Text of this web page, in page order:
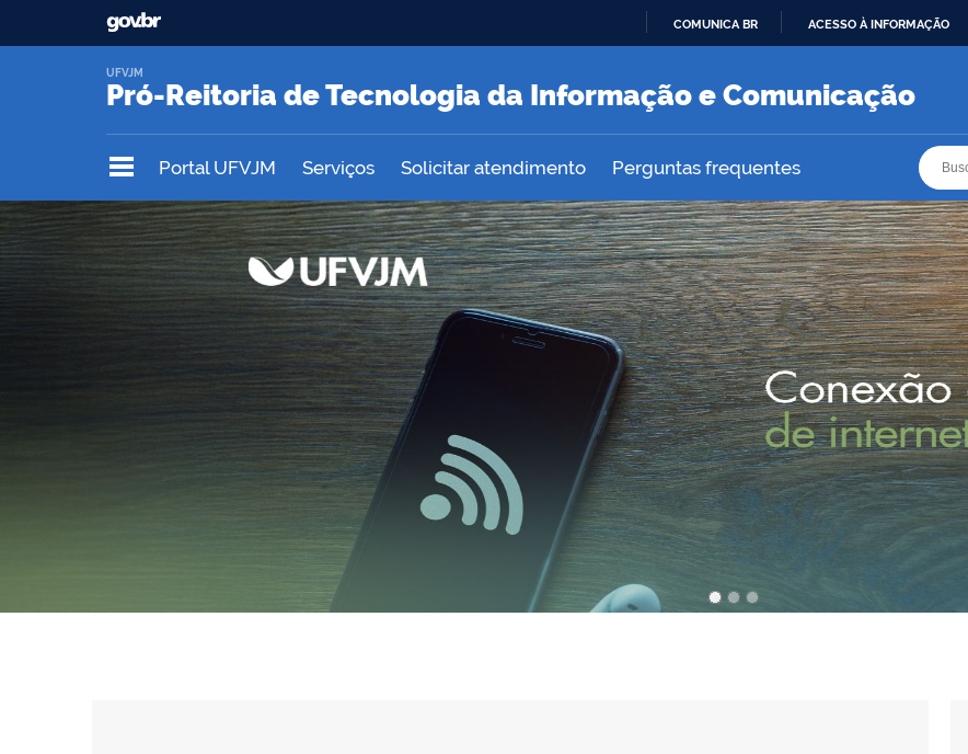
O
COMUNICA BR ACESSO À INFORMAÇÃO
Pró-Reitoria de Tecnologia da Informação e Comunicação
UFVJM
Portal UFVJM Serviços Solicitar atendimento Perguntas frequentes